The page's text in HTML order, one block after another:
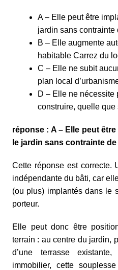
A – Elle peut être
jardin sans contrainte
B – Elle augmente
habitable Carrez du
C – Elle ne subit
plan local
D – Elle ne nécessite
construire, quelle que
réponse : A – Elle peut
le jardin sans contrainte
Cette réponse est correcte.
indépendante du bâti, car
(ou plus) implantés dans le
porteur.
Elle peut donc être
terrain : au centre du jardin,
d’une terrasse
immobilier, cette